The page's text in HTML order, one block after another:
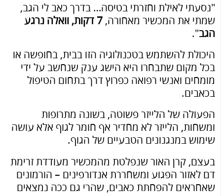
"נסעתי לאילת וחזרתי בטיסה… בדרך כאב לי הגב,
שמתי את המכשיר מאחורה,
7 דקות, וואלה נרגע
הגב".
היכולת להשתמש בטכנולוגיה הזו בבית, בחופשה או
בכל מקום שתבחרו היא הישג ענק שנחשב על ידי
מומחים ואנשי רפואה כפרוץ דרך בתחום הטיפול
בכאבים.
הפעולה של הלייזר פשוטה, בשונה מתרופות
ומשחות, הלייזר לא מחדיר אף חומר לגוף אלא עושה
שימוש במנגנונים הטבעיים של הגוף.
בעצם, קרן האור שנפלטת מהמכשיר מעודדת זרימת
דם לאזור הפגוע ומשחררת אנדורפינים – הורמונים
שאחראים להפחתת כאבים, שהרי גם ככה נמצאים